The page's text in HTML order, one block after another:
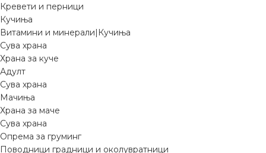
Кревети и перници
Кучиња
Витамини и минерали|Кучиња
Сува храна
Храна за куче
Адулт
Сува храна
Мачиња
Храна за маче
Сува храна
Опрема за груминг
Поводници градници и околувратници